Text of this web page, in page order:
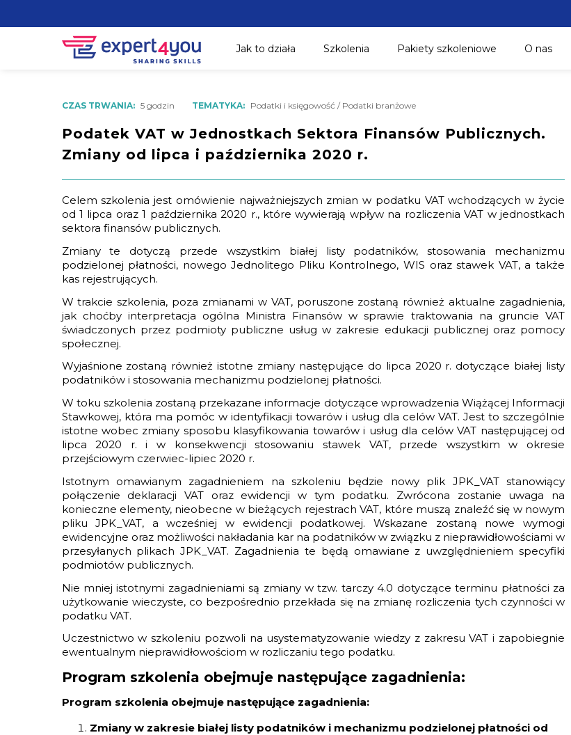
Jak to działa Szkolenia Pakiety szkoleniowe O nas
CZAS TRWANIA: 5 godzin TEMATYKA: Podatki i księgowość / Podatki branżowe
Podatek VAT w Jednostkach Sektora Finansów Publicznych.
Zmiany od lipca i października 2020 r.
Celem szkolenia jest omówienie najważniejszych zmian w podatku VAT wchodzących w życie
od 1 lipca oraz 1 października 2020 r., które wywierają wpływ na rozliczenia VAT w jednostkach
sektora finansów publicznych.
Zmiany te dotyczą przede wszystkim białej listy podatników, stosowania mechanizmu
podzielonej płatności, nowego Jednolitego Pliku Kontrolnego, WIS oraz stawek VAT, a także
kas rejestrujących.
W trakcie szkolenia, poza zmianami w VAT, poruszone zostaną również aktualne zagadnienia,
jak choćby interpretacja ogólna Ministra Finansów w sprawie traktowania na gruncie VAT
świadczonych przez podmioty publiczne usług w zakresie edukacji publicznej oraz pomocy
społecznej.
Wyjaśnione zostaną również istotne zmiany następujące do lipca 2020 r. dotyczące białej listy
podatników i stosowania mechanizmu podzielonej płatności.
W toku szkolenia zostaną przekazane informacje dotyczące wprowadzenia Wiążącej Informacji
Stawkowej, która ma pomóc w identyfikacji towarów i usług dla celów VAT. Jest to szczególnie
istotne wobec zmiany sposobu klasyfikowania towarów i usług dla celów VAT następującej od
lipca 2020 r. i w konsekwencji stosowaniu stawek VAT, przede wszystkim w okresie
przejściowym czerwiec-lipiec 2020 r.
Istotnym omawianym zagadnieniem na szkoleniu będzie nowy plik JPK_VAT stanowiący
połączenie deklaracji VAT oraz ewidencji w tym podatku. Zwrócona zostanie uwaga na
konieczne elementy, nieobecne w bieżących rejestrach VAT, które muszą znaleźć się w nowym
pliku JPK_VAT, a wcześniej w ewidencji podatkowej. Wskazane zostaną nowe wymogi
ewidencyjne oraz możliwości nakładania kar na podatników w związku z nieprawidłowościami w
przesyłanych plikach JPK_VAT. Zagadnienia te będą omawiane z uwzględnieniem specyfiki
podmiotów publicznych.
Nie mniej istotnymi zagadnieniami są zmiany w tzw. tarczy 4.0 dotyczące terminu płatności za
użytkowanie wieczyste, co bezpośrednio przekłada się na zmianę rozliczenia tych czynności w
podatku VAT.
Uczestnictwo w szkoleniu pozwoli na usystematyzowanie wiedzy z zakresu VAT i zapobiegnie
ewentualnym nieprawidłowościom w rozliczaniu tego podatku.
Program szkolenia obejmuje następujące zagadnienia:
Program szkolenia obejmuje następujące zagadnienia:
Zmiany w zakresie białej listy podatników i mechanizmu podzielonej płatności od